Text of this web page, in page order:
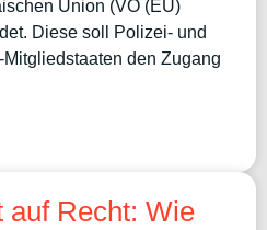
Union (VO (EU)
Diese soll Polizei- und
den Zugang
auf Recht: Wie